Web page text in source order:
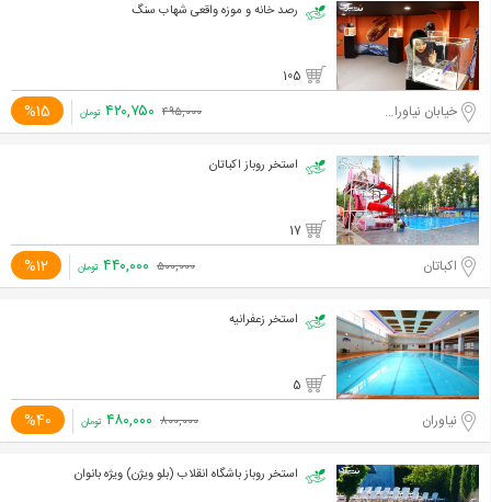
رصد خانه و موزه واقعی شهاب سنگ
105
خیابان نیاوران، ابتدای خیابان دارآباد %15 ۴۹۵,۰۰۰ ۴۲۰,۷۵۰ تومان
استخر روباز اکباتان
17
اکباتان %12 ۵۰۰,۰۰۰ ۴۴۰,۰۰۰ تومان
استخر زعفرانیه
5
نیاوران %40 ۸۰۰,۰۰۰ ۴۸۰,۰۰۰ تومان
استخر روباز باشگاه انقلاب (بلو ویژن) ویژه بانوان